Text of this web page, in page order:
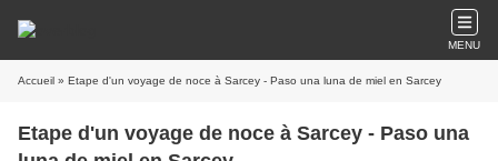
MENU
Accueil » Etape d'un voyage de noce à Sarcey - Paso una luna de miel en Sarcey
Etape d'un voyage de noce à Sarcey - Paso una